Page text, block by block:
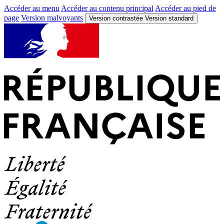
Accéder au menu Accéder au contenu principal Accéder au pied de
page Version malvoyants Version contrastée Version standard